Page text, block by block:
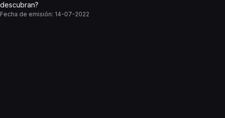
descubran?
Fecha de emisión: 14-07-2022